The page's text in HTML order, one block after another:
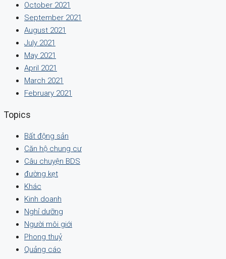
October 2021
September 2021
August 2021
July 2021
May 2021
April 2021
March 2021
February 2021
Topics
Bất động sản
Căn hộ chung cư
Câu chuyện BDS
đường kẹt
Khác
Kinh doanh
Nghỉ dưỡng
Người môi giới
Phong thuỷ
Quảng cáo